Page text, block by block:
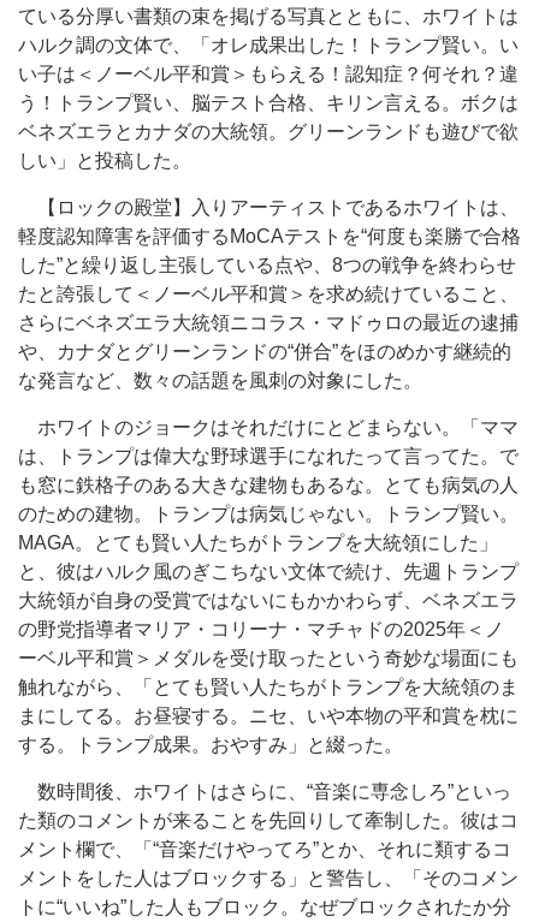
ている分厚い書類の束を掲げる写真とともに、ホワイトは
ハルク調の文体で、「オレ成果出した！トランプ賢い。い
い子は＜ノーベル平和賞＞もらえる！認知症？何それ？違
う！トランプ賢い、脳テスト合格、キリン言える。ボクは
ベネズエラとカナダの大統領。グリーンランドも遊びで欲
しい」と投稿した。
【ロックの殿堂】入りアーティストであるホワイトは、
軽度認知障害を評価するMoCAテストを“何度も楽勝で合格
した”と繰り返し主張している点や、8つの戦争を終わらせ
たと誇張して＜ノーベル平和賞＞を求め続けていること、
さらにベネズエラ大統領ニコラス・マドゥロの最近の逮捕
や、カナダとグリーンランドの“併合”をほのめかす継続的
な発言など、数々の話題を風刺の対象にした。
ホワイトのジョークはそれだけにとどまらない。「ママ
は、トランプは偉大な野球選手になれたって言ってた。で
も窓に鉄格子のある大きな建物もあるな。とても病気の人
のための建物。トランプは病気じゃない。トランプ賢い。
MAGA。とても賢い人たちがトランプを大統領にした」
と、彼はハルク風のぎこちない文体で続け、先週トランプ
大統領が自身の受賞ではないにもかかわらず、ベネズエラ
の野党指導者マリア・コリーナ・マチャドの2025年＜ノ
ーベル平和賞＞メダルを受け取ったという奇妙な場面にも
触れながら、「とても賢い人たちがトランプを大統領のま
まにしてる。お昼寝する。ニセ、いや本物の平和賞を枕に
する。トランプ成果。おやすみ」と綴った。
数時間後、ホワイトはさらに、“音楽に専念しろ”といっ
た類のコメントが来ることを先回りして牽制した。彼はコ
メント欄で、「“音楽だけやってろ”とか、それに類するコ
メントをした人はブロックする」と警告し、「そのコメン
トに“いいね”した人もブロック。なぜブロックされたか分